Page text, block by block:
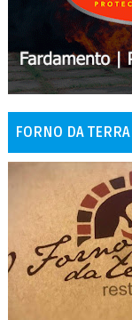
FORNO DA TERRA